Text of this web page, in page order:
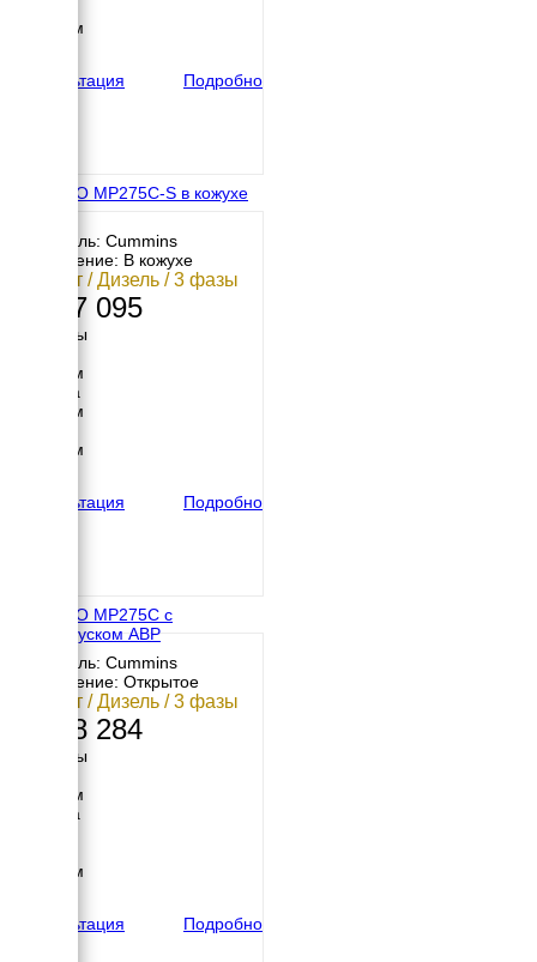
1950 мм
Консультация
Подробно
ENERGO MP275C-S в кожухе
Двигатель: Cummins
Исполнение: В кожухе
200 кВт / Дизель / 3 фазы
2 617 095
Размеры
3400 мм
Ширина
1300 мм
1750 мм
Консультация
Подробно
ENERGO MP275C с
автозапуском АВР
Двигатель: Cummins
Исполнение: Открытое
200 кВт / Дизель / 3 фазы
2 408 284
Размеры
2550 мм
Ширина
1780 мм
Консультация
Подробно